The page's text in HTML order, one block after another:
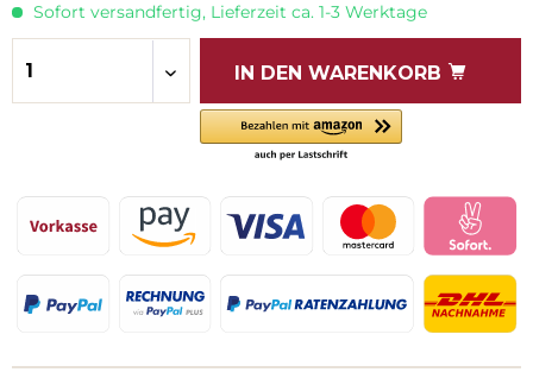
Sofort versandfertig, Lieferzeit ca. 1-3 Werktage
IN DEN WARENKORB